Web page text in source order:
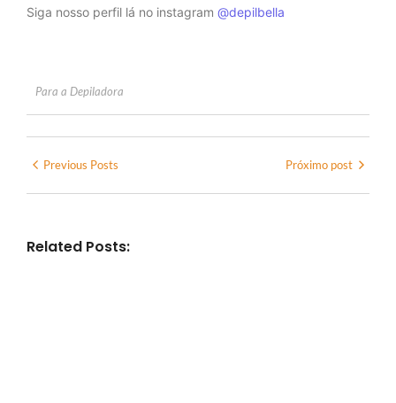
Siga nosso perfil lá no instagram @depilbella
Para a Depiladora
Previous Posts Próximo post
Related Posts: